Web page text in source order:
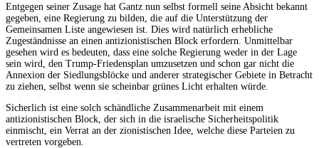
Entgegen seiner Zusage hat Gantz nun selbst formell seine Absicht bekannt
gegeben, eine Regierung zu bilden, die auf die Unterstützung der
Gemeinsamen Liste angewiesen ist. Dies wird natürlich erhebliche
Zugeständnisse an einen antizionistischen Block erfordern. Unmittelbar
gesehen wird es bedeuten, dass eine solche Regierung weder in der Lage
sein wird, den Trump-Friedensplan umzusetzen und schon gar nicht die
Annexion der Siedlungsblöcke und anderer strategischer Gebiete in Betracht
zu ziehen, selbst wenn sie scheinbar grünes Licht erhalten würde.
Sicherlich ist eine solch schändliche Zusammenarbeit mit einem
antizionistischen Block, der sich in die israelische Sicherheitspolitik
einmischt, ein Verrat an der zionistischen Idee, welche diese Parteien zu
vertreten vorgeben.